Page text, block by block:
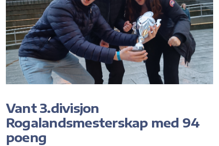
Vant 3.divisjon
Rogalandsmesterskap med 94
poeng